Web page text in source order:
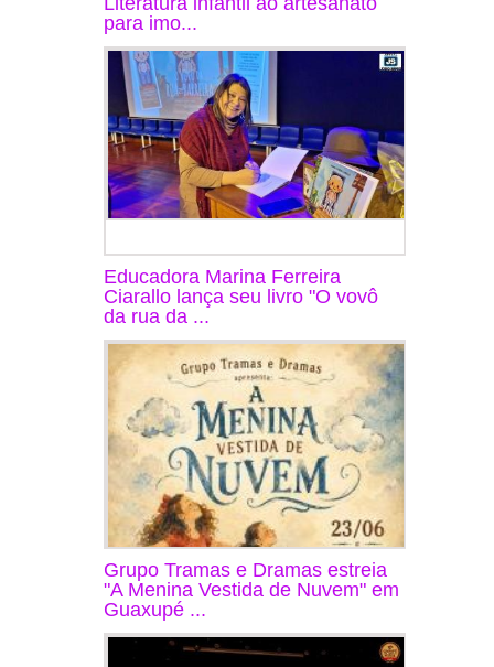
para imo...
Educadora Marina Ferreira
Ciarallo lança seu livro "O vovô
da rua da ...
Grupo Tramas e Dramas estreia
"A Menina Vestida de Nuvem" em
Guaxupé ...